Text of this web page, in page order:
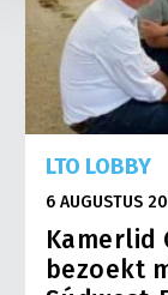
LTO LOBBY
6 AUGUSTUS
Kamerlid
bezoekt